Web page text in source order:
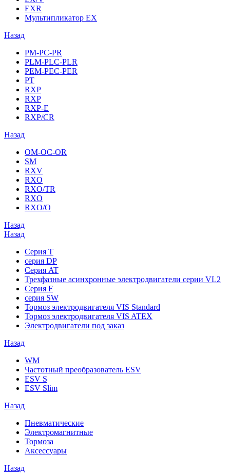
EXR
Мультипликатор EX
Назад
PM-PC-PR
PLM-PLC-PLR
PEM-PEC-PER
PT
RXP
RXP
RXP-E
RXP/CR
Назад
OM-OC-OR
SM
RXV
RXO
RXO/TR
RXO
RXO/O
Назад
Назад
Серия T
серия DP
Серия AT
Трехфазные асинхронные электродвигатели серии VL2
Серия F
серия SW
Тормоз электродвигателя VIS Standard
Тормоз электродвигателя VIS ATEX
Электродвигатели под заказ
Назад
WM
Частотный преобразователь ESV
ESV S
ESV Slim
Назад
Пневматические
Электромагнитные
Тормоза
Аксессуары
Назад